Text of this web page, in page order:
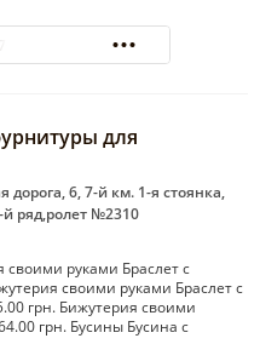
50-77
для
дорога, 6, 7-й км. 1-я стоянка,
ряд,ролет №2310
руками Браслет с
своими руками Браслет с
грн. Бижутерия своими
грн. Бусины Бусина с